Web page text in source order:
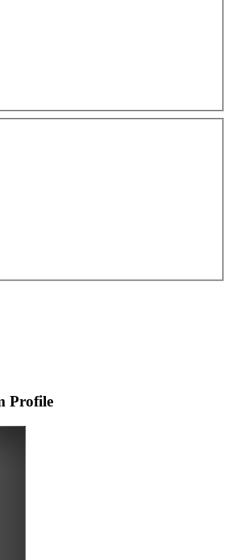
Profile